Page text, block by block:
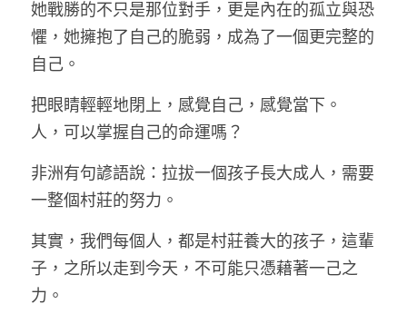
她戰勝的不只是那位對手，更是內在的孤立與恐
懼，她擁抱了自己的脆弱，成為了一個更完整的
自己。
把眼睛輕輕地閉上，感覺自己，感覺當下。
人，可以掌握自己的命運嗎？
非洲有句諺語說：拉拔一個孩子長大成人，需要
一整個村莊的努力。
其實，我們每個人，都是村莊養大的孩子，這輩
子，之所以走到今天，不可能只憑藉著一己之
力。